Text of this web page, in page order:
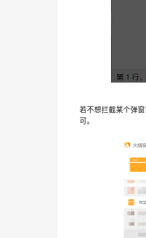
若不想拦截某个弹
可。